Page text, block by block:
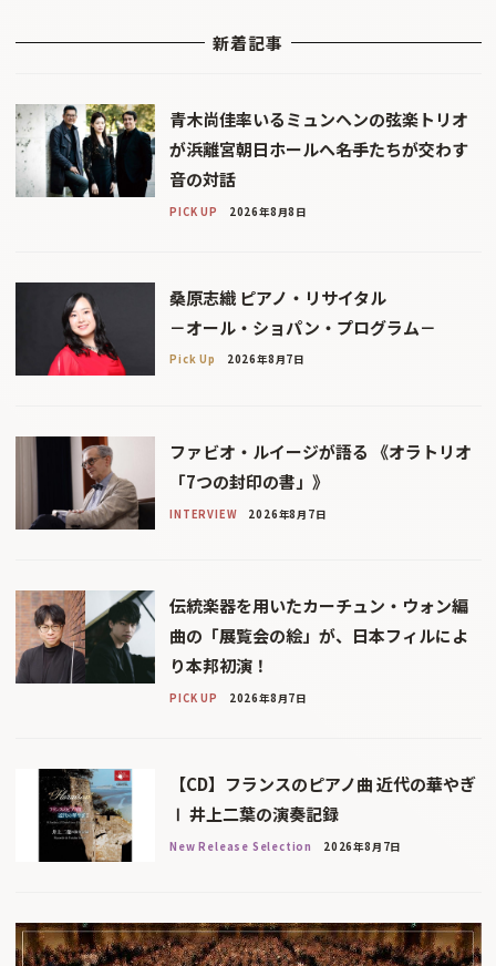
新着記事
青木尚佳率いるミュンヘンの弦楽トリオ
が浜離宮朝日ホールへ――名手たちが交わす
音の対話
PICK UP 2026年8月8日
桑原志織 ピアノ・リサイタル
－オール・ショパン・プログラム－
Pick Up 2026年8月7日
ファビオ・ルイージが語る 《オラトリオ
「7つの封印の書」》
INTERVIEW 2026年8月7日
伝統楽器を用いたカーチュン・ウォン編
曲の「展覧会の絵」が、日本フィルによ
り本邦初演！
PICK UP 2026年8月7日
【CD】フランスのピアノ曲 近代の華やぎ
Ⅰ 井上二葉の演奏記録
New Release Selection 2026年8月7日